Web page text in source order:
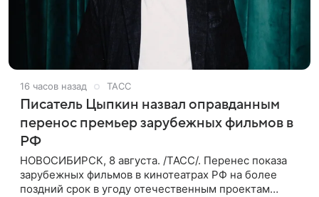
16 часов назад ТАСС
Писатель Цыпкин назвал оправданным
перенос премьер зарубежных фильмов в
РФ
НОВОСИБИРСК, 8 августа. /ТАСС/. Перенес показа
зарубежных фильмов в кинотеатрах РФ на более
поздний срок в угоду отечественным проектам